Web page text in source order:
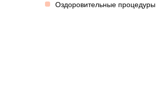
Оздоровительные процедуры